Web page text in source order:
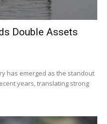
Double Assets
has emerged as the standout
years, translating strong